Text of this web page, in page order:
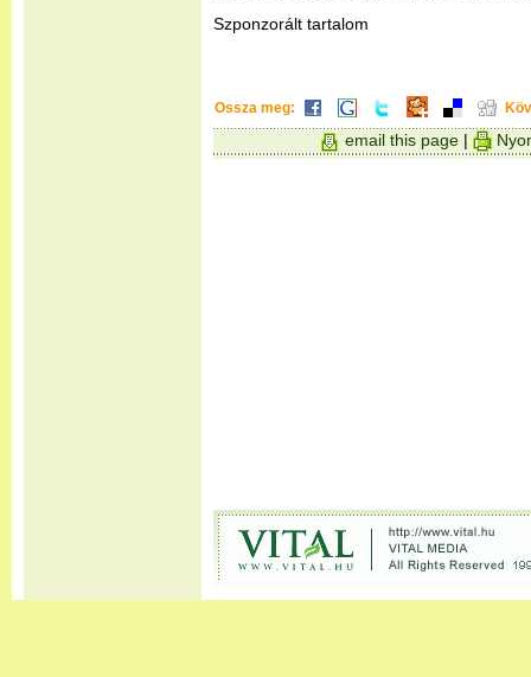
Szponzorált tartalom
Ossza meg:
email this page |